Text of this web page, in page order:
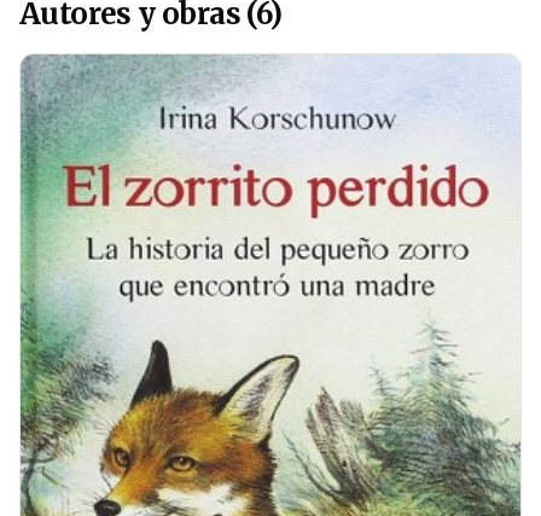
Autores y obras (6)